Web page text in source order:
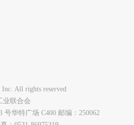
All rights reserved
业联合会
华特广场 C400 邮编：250062